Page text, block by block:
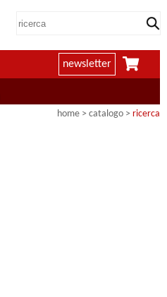
newsletter
home > catalogo > ricerca